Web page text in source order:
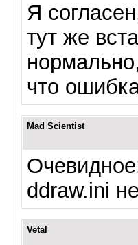
Я
тут же
что
Mad Scientist
ddraw.ini
Vetal